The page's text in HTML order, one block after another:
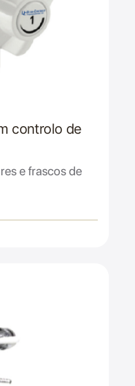
controlo de
e frascos de